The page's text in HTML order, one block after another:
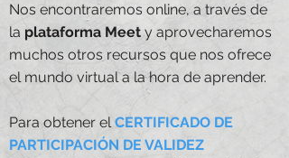
Nos encontraremos online, a través de
la plataforma Meet y aprovecharemos
muchos otros recursos que nos ofrece
el mundo virtual a la hora de aprender.
Para obtener elCERTIFICADO DE
PARTICIPACIÓN DE VALIDEZ